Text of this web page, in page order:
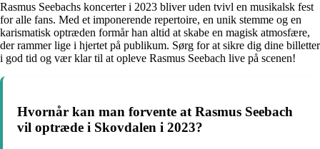
Rasmus Seebachs koncerter i 2023 bliver uden tvivl en musikalsk fest
for alle fans. Med et imponerende repertoire, en unik stemme og en
karismatisk optræden formår han altid at skabe en magisk atmosfære,
der rammer lige i hjertet på publikum. Sørg for at sikre dig dine billetter
i god tid og vær klar til at opleve Rasmus Seebach live på scenen!
Hvornår kan man forvente at Rasmus Seebach
vil optræde i Skovdalen i 2023?